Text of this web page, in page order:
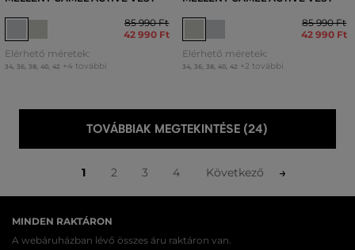
85 990 Ft
42 990 Ft
Elérhető méretek:
34, 36, 38, 40, 42 +4 további
85 990 Ft
42 990 Ft
Elérhető méretek:
34, 36, 38, 40, 42 +2 további
TOVÁBBIAK MEGTEKINTÉSE (24)
1 2 3 4 Következő
MINDEN RAKTÁRON
A webáruházban lévő összes áru raktáron van.